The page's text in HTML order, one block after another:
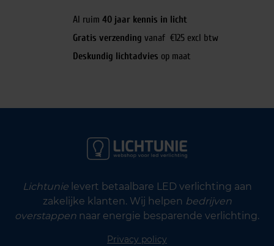
Al ruim 40 jaar kennis in licht
Gratis verzending vanaf €125 excl btw
Deskundig lichtadvies op maat
Lichtunielevert betaalbare LED verlichting aan
zakelijke klanten. Wij helpen bedrijven
overstappen naar energie besparende verlichting.
Privacy policy